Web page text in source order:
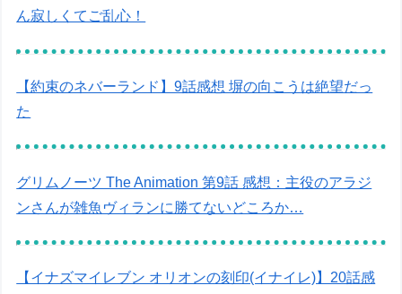
ん寂しくてご乱心！
【約束のネバーランド】9話感想 塀の向こうは絶望だっ
た
グリムノーツ The Animation 第9話 感想：主役のアラジ
ンさんが雑魚ヴィランに勝てないどころか…
【イナズマイレブン オリオンの刻印(イナイレ)】20話感